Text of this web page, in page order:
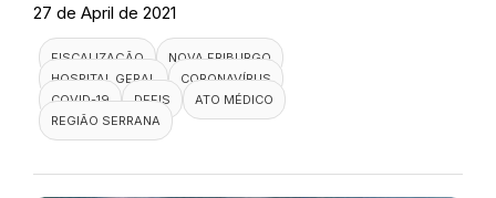
27 de April de 2021
FISCALIZAÇÃO
NOVA FRIBURGO
HOSPITAL GERAL
CORONAVÍRUS
COVID-19
DEFIS
ATO MÉDICO
REGIÃO SERRANA